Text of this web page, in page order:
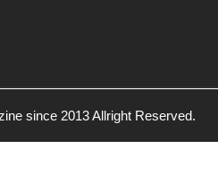
since 2013 Allright Reserved.